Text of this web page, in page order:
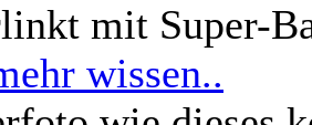
mit Super-
wissen..